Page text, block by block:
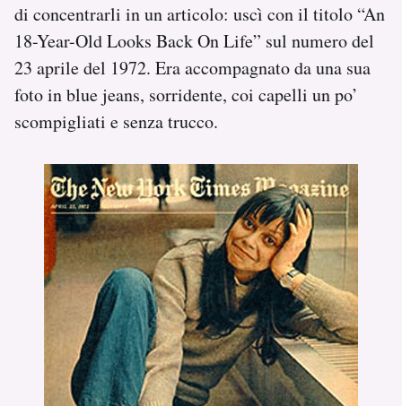
di concentrarli in un articolo: uscì con il titolo “An
18-Year-Old Looks Back On Life” sul numero del
23 aprile del 1972. Era accompagnato da una sua
foto in blue jeans, sorridente, coi capelli un po’
scompigliati e senza trucco.